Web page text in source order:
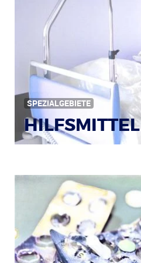
SPEZIALGEBIETE
HILFSMITTEL
Bild: © Rainer Sturm / pixelio.de